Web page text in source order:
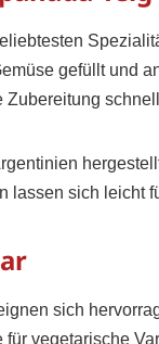
gefüllt und
Zubereitung
lassen sich leicht
sich
vegetarische